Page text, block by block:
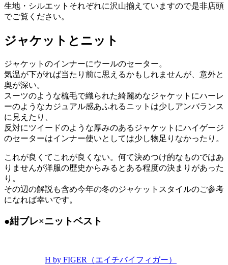
生地・シルエットそれぞれに沢山揃えていますので是非店頭
でご覧ください。
ジャケットとニット
ジャケットのインナーにウールのセーター。
気温が下がれば当たり前に思えるかもしれませんが、意外と
奥が深い。
スーツのような梳毛で織られた綺麗めなジャケットにハーレ
ーのようなカジュアル感あふれるニットは少しアンバランス
に見えたり、
反対にツイードのような厚みのあるジャケットにハイゲージ
のセーターはインナー使いとしては少し物足りなかったり。
これが良くてこれが良くない。何て決めつけ的なものではあ
りませんが洋服の歴史からみるとある程度の決まりがあった
り。
その辺の解説も含め今年の冬のジャケットスタイルのご参考
になれば幸いです。
●紺ブレ×ニットベスト
H by FIGER（エイチバイフィガー）